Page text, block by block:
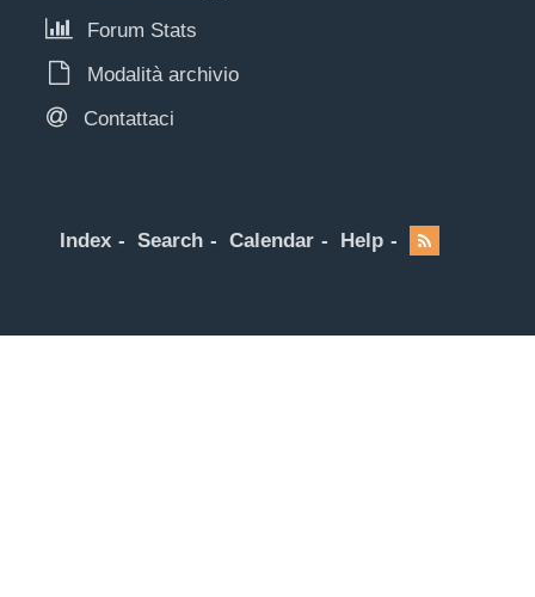
Forum Stats
Modalità archivio
Contattaci
Index Search Calendar Help